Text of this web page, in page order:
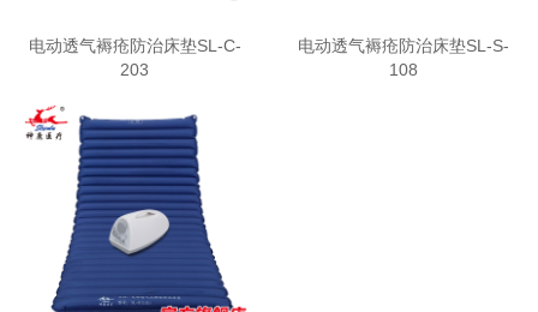
电动透气褥疮防治床垫SL-C-
203
电动透气褥疮防治床垫SL-S-
108